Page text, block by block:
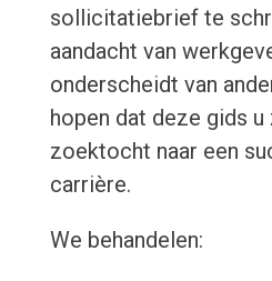
sollicitatiebrief te
aandacht van
onderscheidt van
hopen dat deze gids
zoektocht naar een
carrière.
We behandelen: